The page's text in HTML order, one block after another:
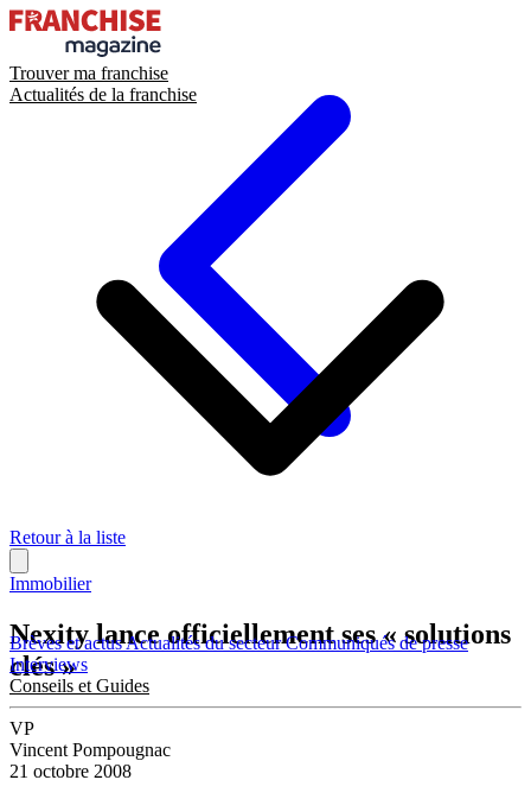
Trouver ma franchise
Actualités de la franchise
Brèves et actusActualités du secteurCommuniqués de presse
Interviews
Conseils et Guides
Retour à la liste
Immobilier
Nexity lance officiellement ses « solutions
clés »
VP
Vincent Pompougnac
21 octobre 2008